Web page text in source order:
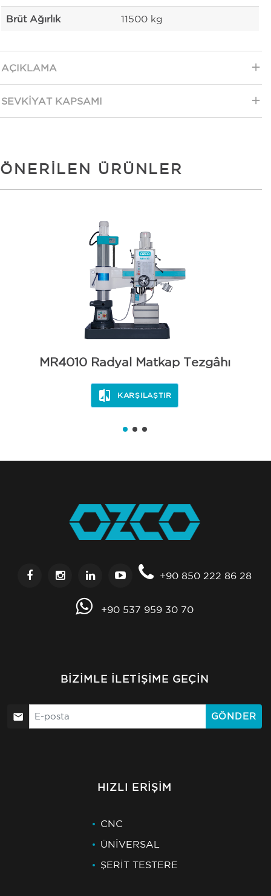
Brüt Ağırlık 11500 kg
AÇIKLAMA
SEVKIYAT KAPSAMI
ÖNERILEN ÜRÜNLER
MR4010 Radyal Matkap Tezgâhı
KARŞILAŞTIR
+90 850 222 86 28
+90 537 959 30 70
BIZIMLE İLETIŞIME GEÇIN
GÖNDER
HIZLI ERIŞIM
CNC
ÜNİVERSAL
ŞERİT TESTERE